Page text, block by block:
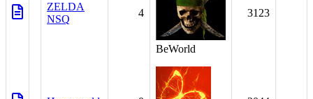
ZELDA
NSQ
4
BeWorld
3123